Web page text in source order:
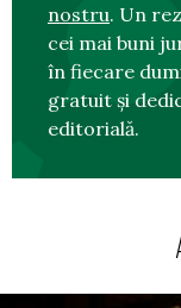
nostru. Un
cei mai buni
în fiecare
gratuit și
editorială.